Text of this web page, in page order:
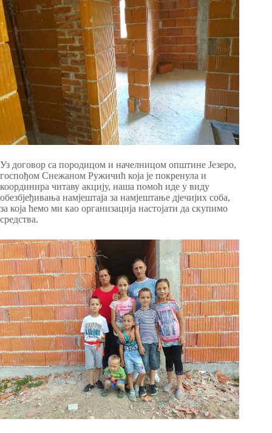
Уз договор са породицом и начелницом општине Језеро,
госпођом Снежаном Ружичић која је покренула и
координира читаву акцију, наша помоћ иде у виду
обезбјеђивања намјештаја за намјештање дјечијих соба,
за која ћемо ми као организација настојати да скупимо
средства.